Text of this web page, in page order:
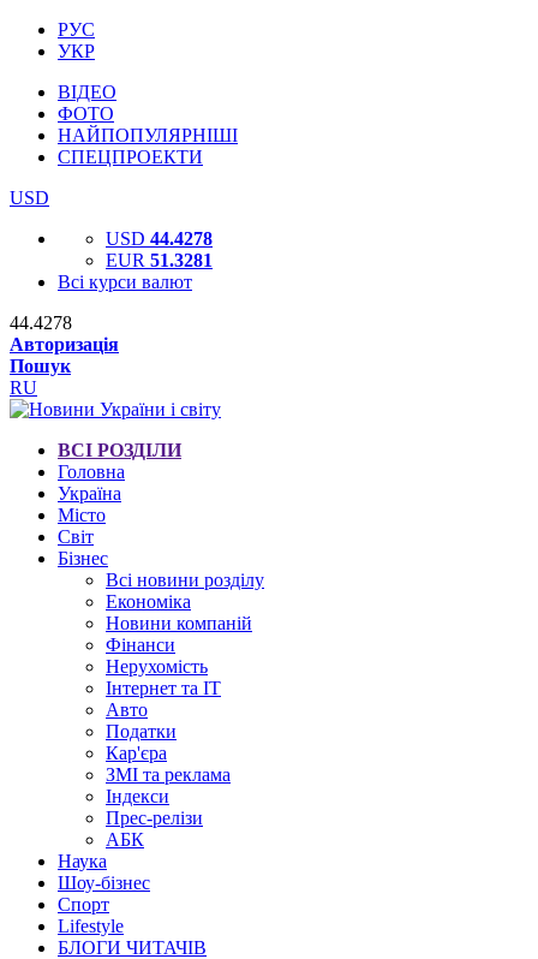
РУС
УКР
ВІДЕО
ФОТО
НАЙПОПУЛЯРНІШІ
СПЕЦПРОЕКТИ
USD
USD 44.4278
EUR 51.3281
Всі курси валют
44.4278
Авторизація
Пошук
RU
ВСІ РОЗДІЛИ
Головна
Україна
Місто
Світ
Бізнес
Всі новини розділу
Економіка
Новини компаній
Фінанси
Нерухомість
Інтернет та IT
Авто
Податки
Кар'єра
ЗМІ та реклама
Індекси
Прес-релізи
АБК
Наука
Шоу-бізнес
Спорт
Lifestyle
БЛОГИ ЧИТАЧІВ